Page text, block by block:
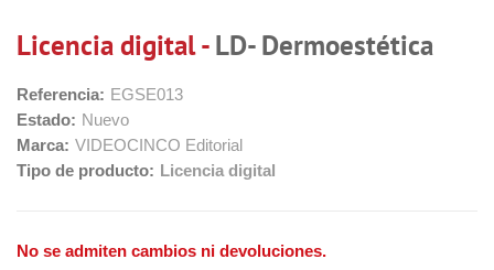
Licencia digital -LD- Dermoestética
Referencia: EGSE013
Estado: Nuevo
Marca: VIDEOCINCO Editorial
Tipo de producto: Licencia digital
No se admiten cambios ni devoluciones.